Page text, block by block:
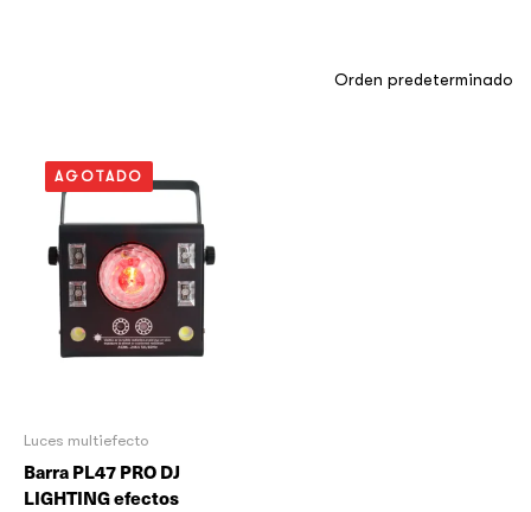
AGOTADO
Luces multiefecto
Barra PL47 PRO DJ
LIGHTING efectos